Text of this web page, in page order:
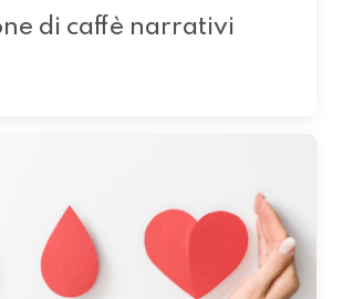
di caffè narrativi